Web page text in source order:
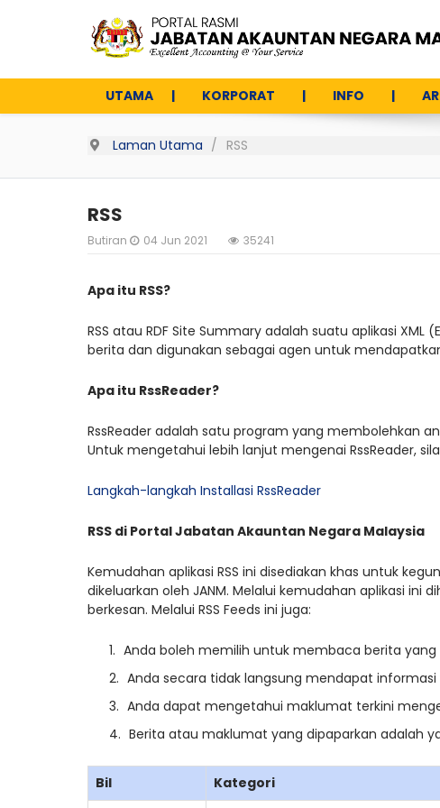
UTAMA KORPORAT INFO
Laman Utama RSS
RSS
Butiran 04 Jun 2021 35241
Apa itu RSS?
RSS atau RDF Site Summary adalah suatu aplikasi
berita dan digunakan sebagai agen untuk
Apa itu RssReader?
RssReader adalah satu program yang membolehkan
Untuk mengetahui lebih lanjut mengenai RssReader,
Langkah-langkah Installasi RssReader
RSS di Portal Jabatan Akauntan Negara Malaysia
Kemudahan aplikasi RSS ini disediakan khas untuk
dikeluarkan oleh JANM. Melalui kemudahan aplikasi ini
berkesan. Melalui RSS Feeds ini juga:
Anda boleh memilih untuk membaca berita
Anda secara tidak langsung mendapat
Anda dapat mengetahui maklumat terkini
Berita atau maklumat yang dipaparkan adalah
Bil
Kategori